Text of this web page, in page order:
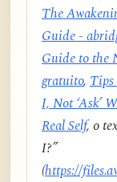
The
Guide -
Guide to the
gratuito, Tips
I, Not ‘Ask’
Real Self, o
I?”
(https://